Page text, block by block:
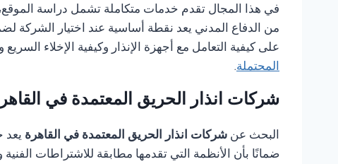
في هذا المجال تقدم خدمات متكاملة تشمل دراسة الموقع،
من الدفاع المدني يعد نقطة أساسية عند اختيار الشركة
على كيفية التعامل مع أجهزة الإنذار وكيفية الإخلاء
المحتملة.
شركات انذار الحريق المعتمدة في
البحث عن شركات انذار الحريق المعتمدة في القاهرة يعد
ضمانًا بأن الأنظمة التي تقدمها مطابقة للاشتراطات